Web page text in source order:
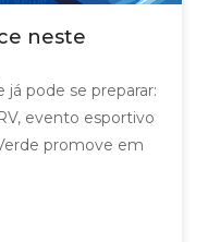
neste
pode se preparar:
evento esportivo
promove em